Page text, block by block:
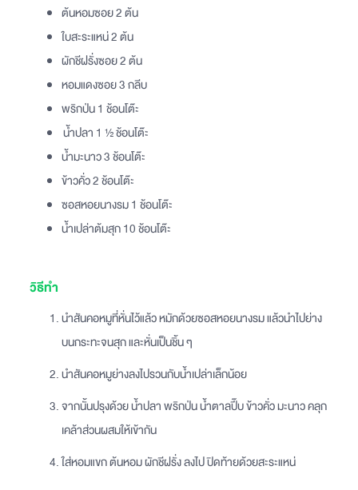
ต้นหอมซอย 2 ต้น
ใบสะระแหน่ 2 ต้น
ผักชีฝรั่งซอย 2 ต้น
หอมแดงซอย 3 กลีบ
พริกป่น 1 ช้อนโต๊ะ
น้ำปลา 1 ½ ช้อนโต๊ะ
น้ำมะนาว 3 ช้อนโต๊ะ
ข้าวคั่ว 2 ช้อนโต๊ะ
ซอสหอยนางรม 1 ช้อนโต๊ะ
น้ำเปล่าต้มสุก 10 ช้อนโต๊ะ
วิธีทำ
นำสันคอหมูที่หั่นไว้แล้ว หมักด้วยซอสหอยนางรม แล้วนำไปย่าง
บนกระทะจนสุก และหั่นเป็นชิ้น ๆ
นำสันคอหมูย่างลงไปรวนกับน้ำเปล่าเล็กน้อย
จากนั้นปรุงด้วย น้ำปลา พริกป่น น้ำตาลปี๊บ ข้าวคั่ว มะนาว คลุก
เคล้าส่วนผสมให้เข้ากัน
ใส่หอมแขก ต้นหอม ผักชีฝรั่ง ลงไป ปิดท้ายด้วยสะระแหน่